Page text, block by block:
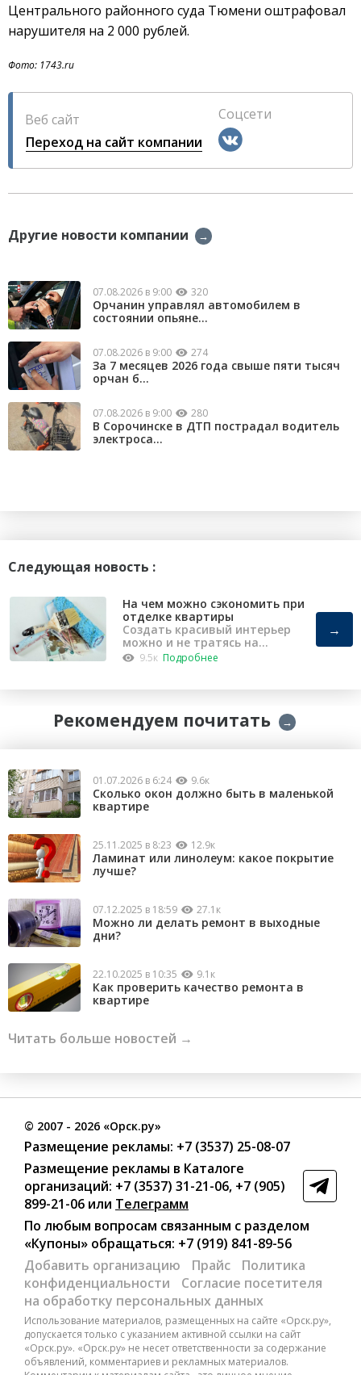
Центрального районного суда Тюмени оштрафовал
нарушителя на 2 000 рублей.
Фото: 1743.ru
Веб сайт
Переход на сайт компании
Соцсети
Другие новости компании →
07.08.2026 в 9:00 320
Орчанин управлял автомобилем в
состоянии опьяне...
07.08.2026 в 9:00 274
За 7 месяцев 2026 года свыше пяти тысяч
орчан б...
07.08.2026 в 9:00 280
В Сорочинске в ДТП пострадал водитель
электроса...
Следующая новость :
На чем можно сэкономить при
отделке квартиры
Создать красивый интерьер
можно и не тратясь на
капремонт
9.5к Подробнее
→
Рекомендуем почитать →
01.07.2026 в 6:24 9.6к
Сколько окон должно быть в маленькой
квартире
25.11.2025 в 8:23 12.9к
Ламинат или линолеум: какое покрытие
лучше?
07.12.2025 в 18:59 27.1к
Можно ли делать ремонт в выходные
дни?
22.10.2025 в 10:35 9.1к
Как проверить качество ремонта в
квартире
Читать больше новостей →
© 2007 - 2026 «Орск.ру»
Размещение рекламы: +7 (3537) 25-08-07
Размещение рекламы в Каталоге
организаций: +7 (3537) 31-21-06, +7 (905)
899-21-06 или Телеграмм
По любым вопросам связанным с разделом
«Купоны» обращаться: +7 (919) 841-89-56
Добавить организацию
Прайс
Политика
конфиденциальности
Согласие посетителя
на обработку персональных данных
Использование материалов, размещенных на сайте «Орск.ру»,
допускается только с указанием активной ссылки на сайт
«Орск.ру». «Орск.ру» не несет ответственности за содержание
объявлений, комментариев и рекламных материалов.